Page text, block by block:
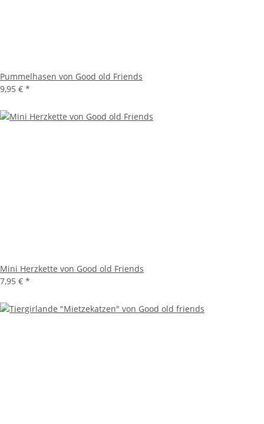
Pummelhasen von Good old Friends
9,95 € *
Mini Herzkette von Good old Friends
7,95 € *